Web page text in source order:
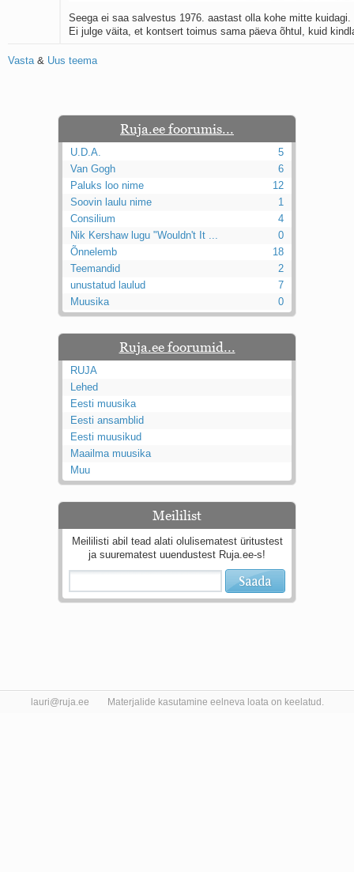
Seega ei saa salvestus 1976. aastast olla kohe mitte kuidagi.
Ei julge väita, et kontsert toimus sama päeva õhtul, kuid
Vasta& Uus teema
Ruja.ee foorumis...
U.D.A.
5
Van Gogh
6
Paluks loo nime
12
Soovin laulu nime
1
Consilium
4
Nik Kershaw lugu "Wouldn't It ...
0
Õnnelemb
18
Teemandid
2
unustatud laulud
7
Muusika
0
Ruja.ee foorumid...
RUJA
Lehed
Eesti muusika
Eesti ansamblid
Eesti muusikud
Maailma muusika
Muu
Meililist
Meililisti abil tead alati olulisematest üritustest
ja suurematest uuendustest Ruja.ee-s!
lauri@ruja.ee Materjalide kasutamine eelneva loata on keelatud.